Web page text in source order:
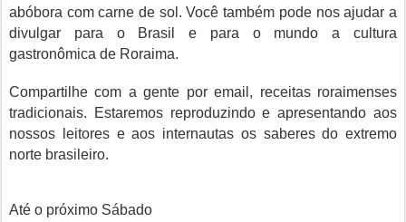
abóbora com carne de sol. Você também pode nos ajudar a
divulgar para o Brasil e para o mundo a cultura
gastronômica de Roraima.
Compartilhe com a gente por email, receitas roraimenses
tradicionais. Estaremos reproduzindo e apresentando aos
nossos leitores e aos internautas os saberes do extremo
norte brasileiro.
Até o próximo Sábado